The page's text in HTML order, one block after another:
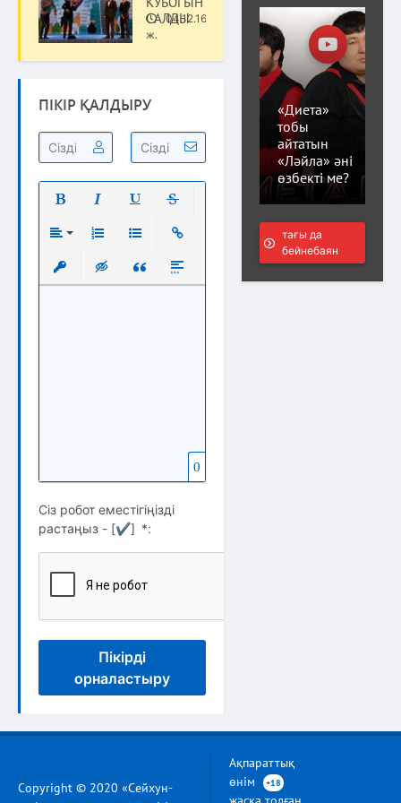
САЛДЫ
04.12.16
ж.
Мәдениет
ПІКІР ҚАЛДЫРУ
Вставить защищенную ссылку
Вставка скрытого текста
Вставка цитаты
Вставка спойлера
0
Сіз робот еместігіңізді
растаңыз - [✔] *:
Пікірді
орналастыру
«Диета»
тобы
айтатын
«Ләйла» әні
өзбекті ме?
тағы да
бейнебаян
Copyright © 2020 «Сейхун-
Ақпараттық
өнім
+18